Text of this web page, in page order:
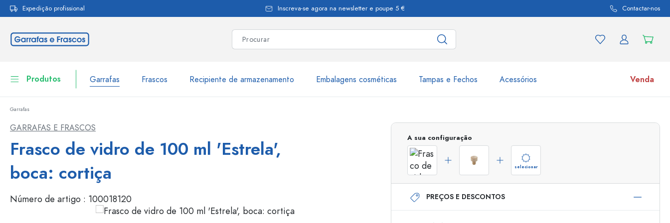
Saltar para a navegação principal
Expedição profissional Inscreva-se agora na newsletter e poupe 5 € Contactar-nos
Produtos Garrafas Frascos Recipiente de armazenamento Embalagens cosméticas Tampas e Fechos Acessórios Venda
Embalagens cosméticas
Garrafas por marca
Garrafas Estal
Garrafas com tampa mecânica
Frascos de pulverização
Dispensadores Airless
Frascos com roll-on
Frascos
Descubra agora
Compre agora
Garrafas
GARRAFAS E FRASCOS
Frasco de vidro de 100 ml 'Estrela',
boca: cortiça
Número de artigo : 100018120
A sua configuração
selecionar
PREÇOS E DESCONTOS